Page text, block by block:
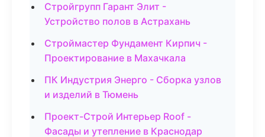
Стройгрупп Гарант Элит -
Устройство полов в Астрахань
Строймастер Фундамент Кирпич -
Проектирование в Махачкала
ПК Индустрия Энерго - Сборка узлов
и изделий в Тюмень
Проект-Строй Интерьер Roof -
Фасады и утепление в Краснодар